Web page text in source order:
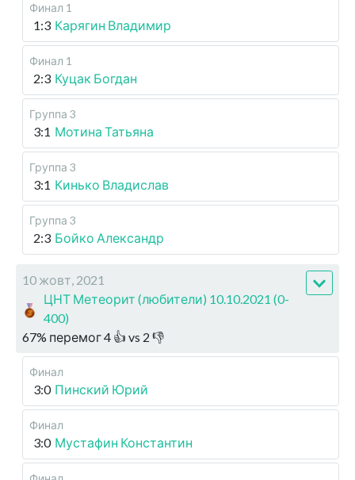
Финал 1
1:3 Карягин Владимир
Финал 1
2:3 Куцак Богдан
Группа 3
3:1 Мотина Татьяна
Группа 3
3:1 Кинько Владислав
Группа 3
2:3 Бойко Александр
10 жовт, 2021
ЦНТ Метеорит (любители) 10.10.2021 (0-
400)
67% перемог4 👍 vs 2 👎
Финал
3:0 Пинский Юрий
Финал
3:0 Мустафин Константин